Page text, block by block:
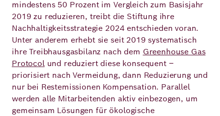
mindestens 50 Prozent im Vergleich zum Basisjahr
2019 zu reduzieren, treibt die Stiftung ihre
Nachhaltigkeitsstrategie 2024 entschieden voran.
Unter anderem erhebt sie seit 2019 systematisch
ihre Treibhausgasbilanz nach dem Greenhouse Gas
Protocolund reduziert diese konsequent –
priorisiert nach Vermeidung, dann Reduzierung und
nur bei Restemissionen Kompensation. Parallel
werden alle Mitarbeitenden aktiv einbezogen, um
gemeinsam Lösungen für ökologische